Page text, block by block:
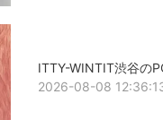
ITTY-WINTIT渋谷の
2026-08-08